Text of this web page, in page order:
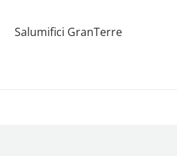
Salumifici GranTerre